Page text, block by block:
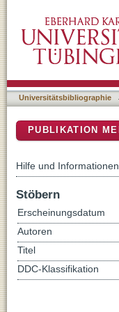
Universitätsbibliographie
PUBLIKATION
Hilfe und Informationen
Stöbern
Erscheinungsdatum
Autoren
Titel
DDC-Klassifikation